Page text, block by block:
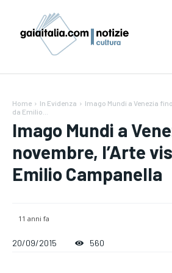
Home In Evidenza
Imago Mundi a Venezia
da Emilio...
Imago Mundi a
novembre, l’Arte
Emilio Campanella
11 anni fa
20/09/2015 560